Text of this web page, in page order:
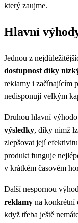
který zaujme.
Hlavní
Jednou z
dostupnost díky
reklamy i začínajícím
nedisponují velkým
Druhou hlavní
výsledky, díky nimž
zlepšovat její
produkt funguje
v krátkém časovém
Další nespornou
reklamy na konkrétní
když třeba ještě